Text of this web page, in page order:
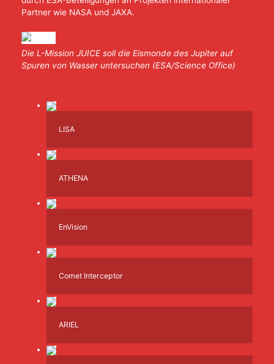
Partner wie NASA und JAXA.
Die L-Mission JUICE soll die Eismonde des Jupiter auf
Spuren von Wasser untersuchen (ESA/Science Office)
LISA
ATHENA
EnVision
Comet Interceptor
ARIEL